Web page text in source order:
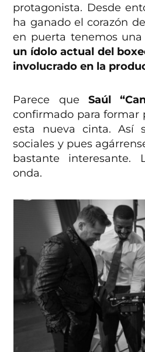
protagonista. Desde
ha ganado el corazón
en puerta tenemos
un ídolo actual del
involucrado en la
Parece que Saúl
confirmado para formar
esta nueva cinta. Así
sociales y pues
bastante interesante.
onda.